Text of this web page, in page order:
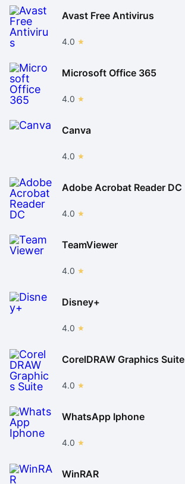
Avast Free Antivirus
4.0
Microsoft Office 365
4.0
Canva
4.0
Adobe Acrobat Reader DC
4.0
TeamViewer
4.0
Disney+
4.0
CorelDRAW Graphics Suite
4.0
WhatsApp Iphone
4.0
WinRAR